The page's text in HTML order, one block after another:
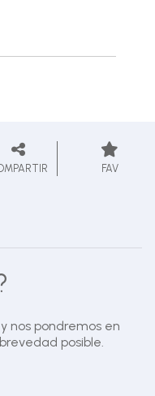
FAV
nos pondremos en
posible.